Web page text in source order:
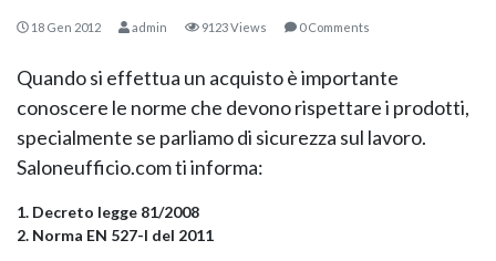
ACCESSORI
18 Gen 2012 admin 9123 Views 0 Comments
Quando si effettua un acquisto è importante
conoscere le norme che devono rispettare i prodotti,
specialmente se parliamo di sicurezza sul lavoro.
Saloneufficio.com ti informa:
1. Decreto legge 81/2008
2. Norma EN 527-I del 2011